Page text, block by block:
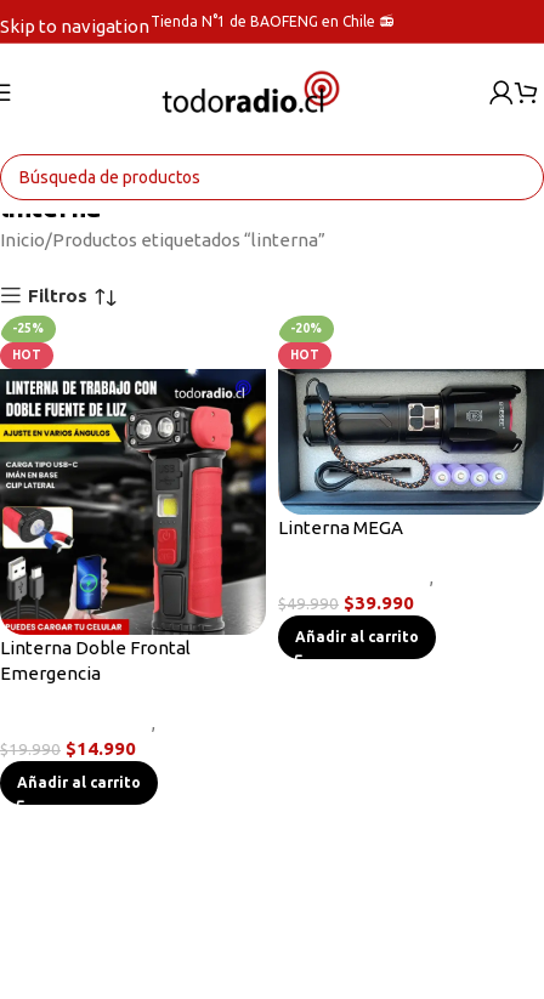
Skip to navigationTienda N°1 de BAOFENG en Chile 📻
linterna
Inicio Productos etiquetados “linterna”
Filtros
-25%
HOT
Linterna Doble Frontal
Emergencia
,
$19.990 $14.990
Añadir al carrito
-20%
HOT
Linterna MEGA
,
$49.990 $39.990
Añadir al carrito